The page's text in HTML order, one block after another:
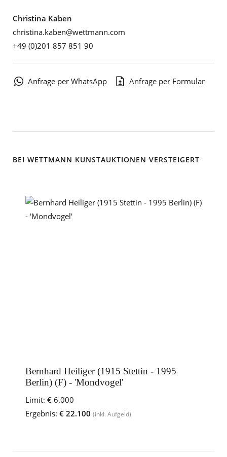
Christina Kaben
christina.kaben@wettmann.com
+49 (0)201 857 851 90
Anfrage per WhatsApp Anfrage per Formular
BEI WETTMANN KUNSTAUKTIONEN VERSTEIGERT
Bernhard Heiliger (1915 Stettin - 1995
Berlin) (F) - 'Mondvogel'
Limit: € 6.000
Ergebnis: € 22.100 (inkl. Aufgeld)